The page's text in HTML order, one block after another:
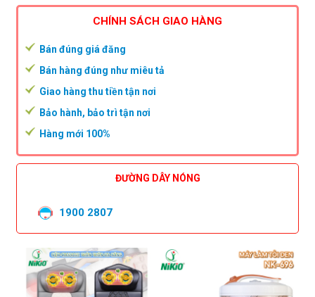
CHÍNH SÁCH GIAO HÀNG
Bán đúng giá đăng
Bán hàng đúng như miêu tả
Giao hàng thu tiền tận nơi
Bảo hành, bảo trì tận nơi
Hàng mới 100%
ĐƯỜNG DÂY NÓNG
1900 2807